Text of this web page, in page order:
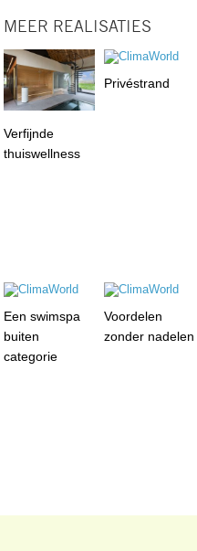
MEER REALISATIES
Verfijnde
thuiswellness
Privéstrand
Een swimspa
buiten
categorie
Voordelen
zonder nadelen